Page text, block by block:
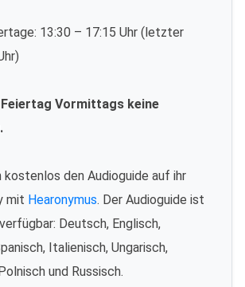
13:30 – 17:15 Uhr (letzter
Vormittags keine
kostenlos den Audioguide auf ihr
mit Hearonymus. Der Audioguide ist
Deutsch, Englisch,
Italienisch, Ungarisch,
und Russisch.